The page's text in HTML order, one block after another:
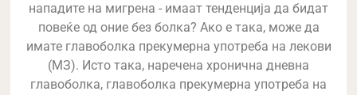
нападите на мигрена - имаат тенденција да бидат
повеќе од оние без болка? Ако е така, може да
имате главоболка прекумерна употреба на лекови
(МЗ). Исто така, наречена хронична дневна
главоболка, главоболка прекумерна употреба на